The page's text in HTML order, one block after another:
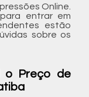
Online.
entrar em
estão
sobre os
o Preço de